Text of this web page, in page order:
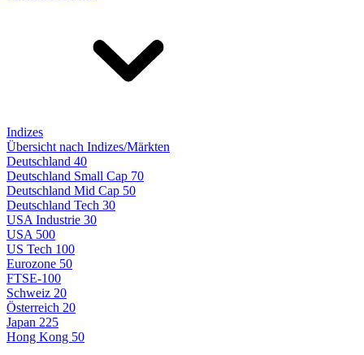
Indizes
Übersicht nach Indizes/Märkten
Deutschland 40
Deutschland Small Cap 70
Deutschland Mid Cap 50
Deutschland Tech 30
USA Industrie 30
USA 500
US Tech 100
Eurozone 50
FTSE-100
Schweiz 20
Österreich 20
Japan 225
Hong Kong 50